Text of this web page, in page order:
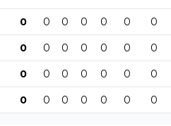
0 0 0 0 0 0 0
0 0 0 0 0 0 0
0 0 0 0 0 0 0
0 0 0 0 0 0 0